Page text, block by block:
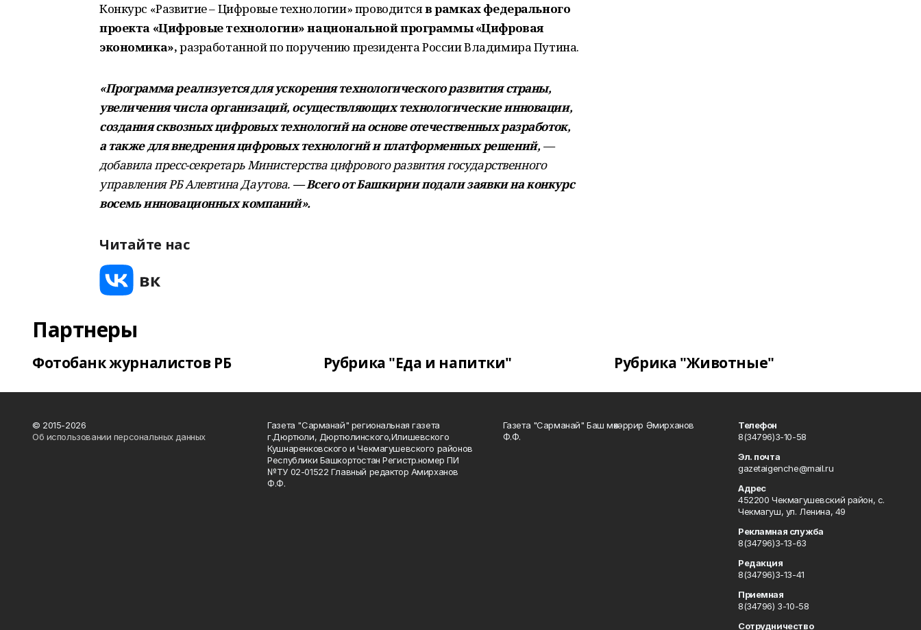
Конкурс «Развитие – Цифровые технологии» проводитсяв рамках федерального
проекта «Цифровые технологии» национальной программы «Цифровая
экономика»,разработанной по поручению президента России Владимира Путина.
«Программа реализуется для ускорения технологического развития страны,
увеличения числа организаций, осуществляющих технологические инновации,
создания сквозных цифровых технологий на основе отечественных разработок,
а также для внедрения цифровых технологий и платформенных решений, —
добавила пресс-секретарь Министерства цифрового развития государственного
управления РБ Алевтина Даутова. — Всего от Башкирии подали заявки на конкурс
восемь инновационных компаний».
Читайте нас
Партнеры
Фотобанк журналистов РБ Рубрика "Еда и напитки" Рубрика "Животные"
© 2015-2026
Об использовании персональных данных
Газета "Сарманай" региональная газета
г.Дюртюли, Дюртюлинского,Илишевского
Кушнаренковского и Чекмагушевского районов
Республики Башкортостан Регистр.номер ПИ
№ТУ 02-01522 Главный редактор Амирханов
Ф.Ф.
Газета "Сарманай" Баш мөхәррир Әмирханов
Ф.Ф.
Телефон
8(34796)3-10-58
Эл. почта
gazetaigenche@mail.ru
Адрес
452200 Чекмагушевский район, с.
Чекмагуш, ул. Ленина, 49
Рекламная служба
8(34796)3-13-63
Редакция
8(34796)3-13-41
Приемная
8(34796) 3-10-58
Сотрудничество